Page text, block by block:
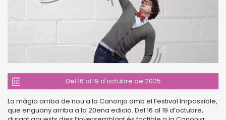
Del 16 al 19 d'octubre de 2025
La màgia arriba de nou a la Canonja amb el Festival Impossible,
que enguany arriba a la 20ena edició. Del 16 al 19 d’octubre,